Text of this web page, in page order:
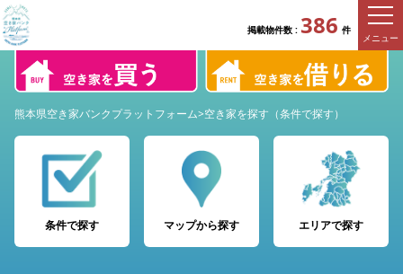
掲載物件数 : 386 件
メニュー
熊本県空き家バンクプラットフォーム>空き家を探す（条件で探す）
条件で探す マップから探す エリアで探す